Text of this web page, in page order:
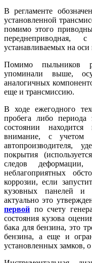
В регламенте
установленной
помимо этого
переднеприводная,
устанавливаемых на оси
Помимо пыльников
упоминали выше,
аналогичных
еще и трансмиссию.
В ходе ежегодного
пробега либо периода
состоянии
внимание, с учетом
автопроизводителя,
покрытия
следов
неблагоприятных
коррозии, если
кузовных панелей и
актуально это
первой по счету
состояния кузова
бака для бензина, это
бензина, а еще и
установленных замков,